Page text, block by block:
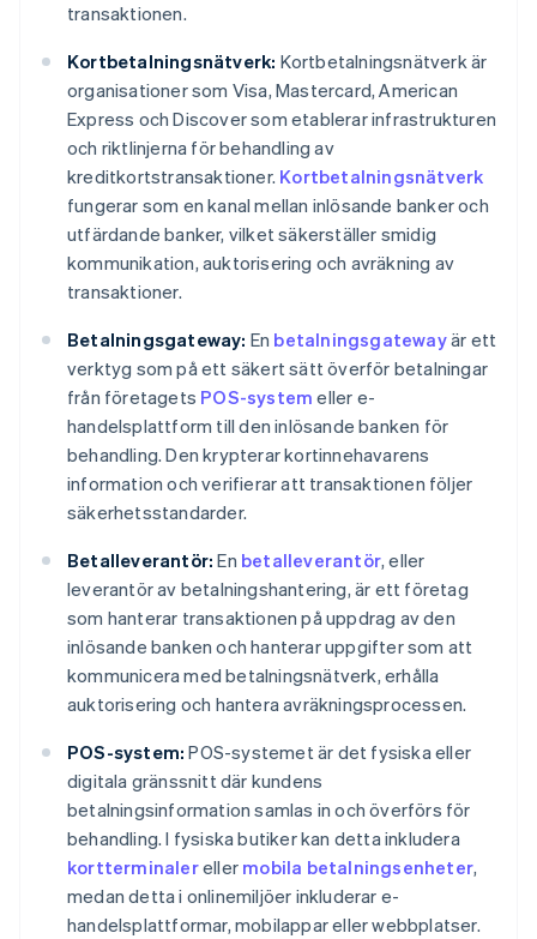
transaktionen.
Kortbetalningsnätverk: Kortbetalningsnätverk är
organisationer som Visa, Mastercard, American
Express och Discover som etablerar infrastrukturen
och riktlinjerna för behandling av
kreditkortstransaktioner. Kortbetalningsnätverk
fungerar som en kanal mellan inlösande banker och
utfärdande banker, vilket säkerställer smidig
kommunikation, auktorisering och avräkning av
transaktioner.
Betalningsgateway: En betalningsgatewayär ett
verktyg som på ett säkert sätt överför betalningar
från företagets POS-system eller e-
handelsplattform till den inlösande banken för
behandling. Den krypterar kortinnehavarens
information och verifierar att transaktionen följer
säkerhetsstandarder.
Betalleverantör: En betalleverantör, eller
leverantör av betalningshantering, är ett företag
som hanterar transaktionen på uppdrag av den
inlösande banken och hanterar uppgifter som att
kommunicera med betalningsnätverk, erhålla
auktorisering och hantera avräkningsprocessen.
POS-system: POS-systemet är det fysiska eller
digitala gränssnitt där kundens
betalningsinformation samlas in och överförs för
behandling. I fysiska butiker kan detta inkludera
kortterminalereller mobila betalningsenheter,
medan detta i onlinemiljöer inkluderar e-
handelsplattformar, mobilappar eller webbplatser.